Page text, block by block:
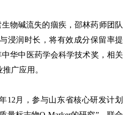
物碱流失的痼疾，邵林药师团队
浸润时长，将有效成分保留率提
中华中医药学会科学技术奖，相关
推广应用 。
12月，参与山东省核心研发计划